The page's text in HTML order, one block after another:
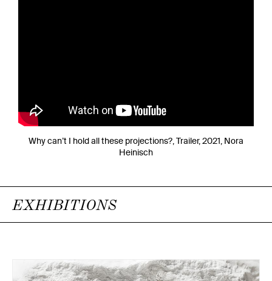
Why can’t I hold all these projections?, Trailer, 2021, Nora
Heinisch
EXHIBITIONS